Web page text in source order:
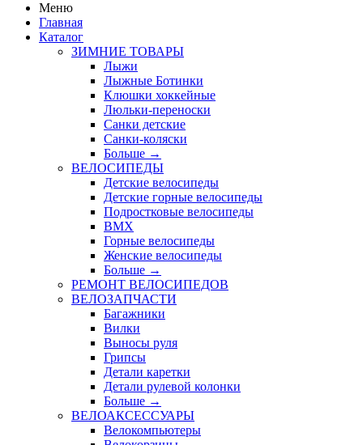
Меню
Главная
Каталог
ЗИМНИЕ ТОВАРЫ
Лыжи
Лыжные Ботинки
Клюшки хоккейные
Люльки-переноски
Санки детские
Санки-коляски
Больше →
ВЕЛОСИПЕДЫ
Детские велосипеды
Детские горные велосипеды
Подростковые велосипеды
BMX
Горные велосипеды
Женские велосипеды
Больше →
РЕМОНТ ВЕЛОСИПЕДОВ
ВЕЛОЗАПЧАСТИ
Багажники
Вилки
Выносы руля
Грипсы
Детали каретки
Детали рулевой колонки
Больше →
ВЕЛОАКСЕССУАРЫ
Велокомпьютеры